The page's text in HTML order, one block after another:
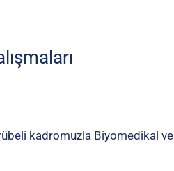
kadromuzla Biyomedikal ve